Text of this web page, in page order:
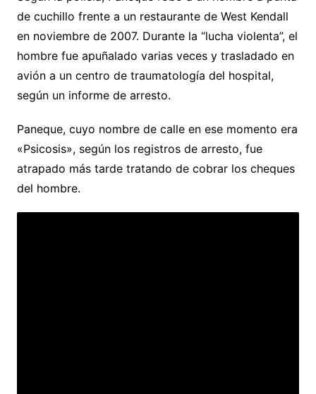
de cuchillo frente a un restaurante de West Kendall
en noviembre de 2007. Durante la “lucha violenta”, el
hombre fue apuñalado varias veces y trasladado en
avión a un centro de traumatología del hospital,
según un informe de arresto.
Paneque, cuyo nombre de calle en ese momento era
«Psicosis», según los registros de arresto, fue
atrapado más tarde tratando de cobrar los cheques
del hombre.